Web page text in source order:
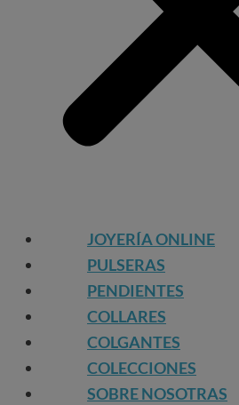
JOYERÍA ONLINE
PULSERAS
PENDIENTES
COLLARES
COLGANTES
COLECCIONES
SOBRE NOSOTRAS